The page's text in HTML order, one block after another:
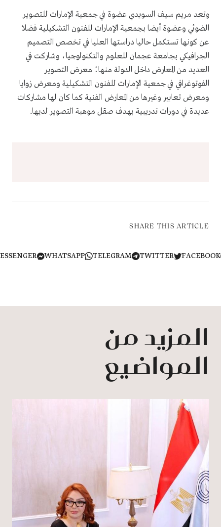
وتعد مريم سيف السويدي عضوة في جمعية الإمارات للتصوير
الضوئي وعضوة أيضا بجمعية الإمارات للفنون التشكيلية فضلا
عن كونها تستكمل حاليا دراستها العليا في تخصص التصميم
الجرافيكي بجامعة عجمان للعلوم والتكنولوجيا، وشاركت في
العديد من المعارض داخل الدولة منها؛ معرض التصوير
الفوتوغرافي في جمعية الإمارات للفنون التشكيلية ومعرض زوايا
ومعرض تعابير وغيرها من المعارض الفنية كما كان لها مشاركات
عديدة في دورات تدريبية بهدف صقل موهبة التصوير لديها.
SHARE THIS ARTICLE
TWITTER
TELEGRAM
WHATSAPP
MESSENGER
المزيد من
المواضيع